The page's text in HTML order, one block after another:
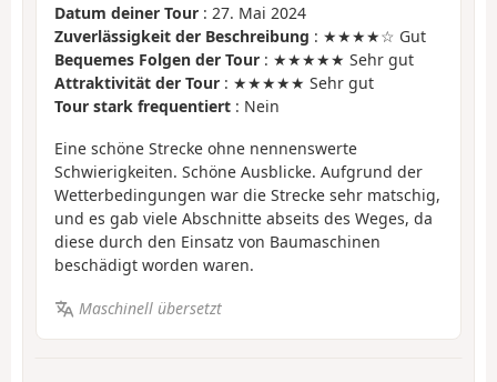
Datum deiner Tour : 27. Mai 2024
Zuverlässigkeit der Beschreibung : ★★★★☆ Gut
Bequemes Folgen der Tour : ★★★★★ Sehr gut
Attraktivität der Tour : ★★★★★ Sehr gut
Tour stark frequentiert : Nein
Eine schöne Strecke ohne nennenswerte
Schwierigkeiten. Schöne Ausblicke. Aufgrund der
Wetterbedingungen war die Strecke sehr matschig,
und es gab viele Abschnitte abseits des Weges, da
diese durch den Einsatz von Baumaschinen
beschädigt worden waren.
Maschinell übersetzt